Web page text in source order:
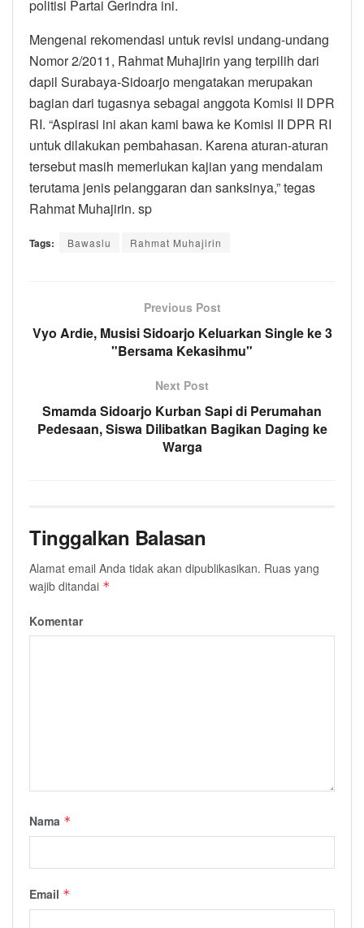
politisi Partai Gerindra ini.
Mengenai rekomendasi untuk revisi undang-undang
Nomor 2/2011, Rahmat Muhajirin yang terpilih dari
dapil Surabaya-Sidoarjo mengatakan merupakan
bagian dari tugasnya sebagai anggota Komisi II DPR
RI. “Aspirasi ini akan kami bawa ke Komisi II DPR RI
untuk dilakukan pembahasan. Karena aturan-aturan
tersebut masih memerlukan kajian yang mendalam
terutama jenis pelanggaran dan sanksinya,” tegas
Rahmat Muhajirin. sp
Tags: Bawaslu Rahmat Muhajirin
Previous Post
Vyo Ardie, Musisi Sidoarjo Keluarkan Single ke 3
"Bersama Kekasihmu"
Next Post
Smamda Sidoarjo Kurban Sapi di Perumahan
Pedesaan, Siswa Dilibatkan Bagikan Daging ke
Warga
Tinggalkan Balasan
Alamat email Anda tidak akan dipublikasikan. Ruas yang
wajib ditandai *
Komentar
Nama *
Email *